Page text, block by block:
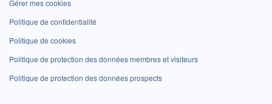
Gérer mes cookies
Politique de confidentialité
Politique de cookies
Politique de protection des données membres et visiteurs
Politique de protection des données prospects